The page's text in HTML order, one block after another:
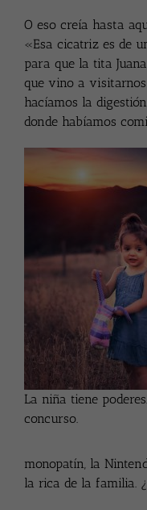
O eso creía hasta
«Esa cicatriz es de
para que la tita
que vino a
hacíamos la
donde habíamos
La niña tiene
concurso.
monopatín, la
la rica de la familia.